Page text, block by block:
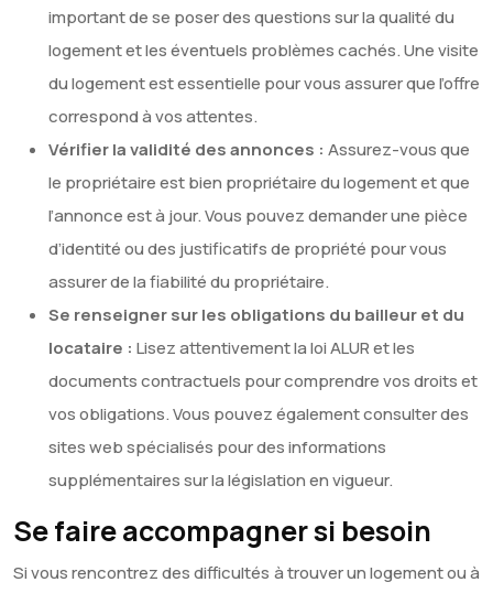
important de se poser des questions sur la qualité du
logement et les éventuels problèmes cachés. Une visite
du logement est essentielle pour vous assurer que l’offre
correspond à vos attentes.
Vérifier la validité des annonces : Assurez-vous que
le propriétaire est bien propriétaire du logement et que
l’annonce est à jour. Vous pouvez demander une pièce
d’identité ou des justificatifs de propriété pour vous
assurer de la fiabilité du propriétaire.
Se renseigner sur les obligations du bailleur et du
locataire : Lisez attentivement la loi ALUR et les
documents contractuels pour comprendre vos droits et
vos obligations. Vous pouvez également consulter des
sites web spécialisés pour des informations
supplémentaires sur la législation en vigueur.
Se faire accompagner si besoin
Si vous rencontrez des difficultés à trouver un logement ou à